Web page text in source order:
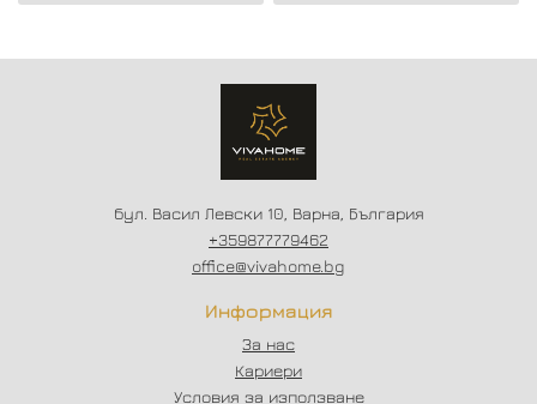
жилищна сграда в жк.
СТРОИТЕЛСТВО //
бул. Васил Левски 10, Варна, България
+359877779462
office@vivahome.bg
Информация
За нас
Кариери
Условия за използване